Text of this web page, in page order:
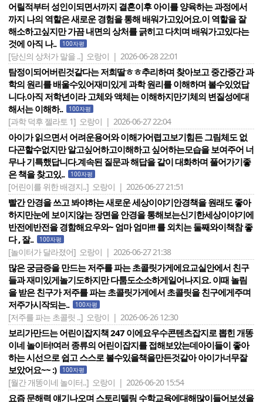
어릴적부터 성인이되면서까지 결혼이후 아이를 양육하는 과정에서
까지 나의 역할은 새로운 경험을 통해 배워가고있어요.이 역할을 잘
해소하고싶지만 가끔 내면의 상처를 긁히고 다치며 배워가고있다는
것에 아직 나..
100자평
[당신의 상처가 말을 ..] 오랑이 | 2026-06-28 22:01
탐정이되어버린것같다는 저희딸ㅎㅎ추리하며 찾아보고 중간중간 과
학의 원리를 배울수있어재미있게 과학 원리를 이해하며 볼수있었답
니다.아직 저학년이라 고체와 액체는 이해하지만기체의 변질성에대
해서는 이해하..
100자평
[과학 덕후 젤라토 1] 오랑이 | 2026-06-27 22:04
아이가 읽으면서 어려운용어와 이해가어렵고보기힘든 그림체도 없
다곤할수없지만 알고싶어하고이해하고 싶어하는모습을 보여주어 너
무나 기특했답니다.계속된 질문과 해답을 같이 대화하며 풀어가기좋
은 책을 찾고있..
100자평
[어린이를 위한 배경지..] 오랑이 | 2026-06-27 21:51
빨간 안경을 쓰고 봐야하는 새로운 세상이야기안경책을 원래도 좋아
하지만눈에 보이지않는 장면을 안경을 통해보는신기한세상이야기에
반전에반전을 경함해요우와~ 엄마 엄마!!! 를 외치는 둘째와이책참 좋
다 , 잘..
100자평
[놀이터가 달라졌어] 오랑이 | 2026-06-27 21:38
많은 궁금증을 만드는 저주를 파는 초콜릿가게에요교실안에서 친구
들과 재미있게놀기도하지만 다툼도소소하게일어나지요. 이때 놀림
을 받은 친구가 저주를 파는 초콜릿가게에서 초콜릿을 친구에게주며
저주가시작되는..
100자평
[저주를 파는 초콜릿 ..] 오랑이 | 2026-06-26 12:30
보리가만드는 어린이잡지책 247 이에요우수콘텐츠잡지로 뽑힌 개똥
이네 놀이터!여러 종류의 어린이잡지를 접해보았는데아이들이 좋아
하는 시선으로 쉽고 스스로 볼수있을책을만든것같아 아이가너무잘
보았어요~~ :)
100자평
[월간 개똥이네 놀이터..] 오랑이 | 2026-06-20 15:54
요즘 문해력 얘기나오며 스토리텔링 수학교육에대해많이들어보셨을